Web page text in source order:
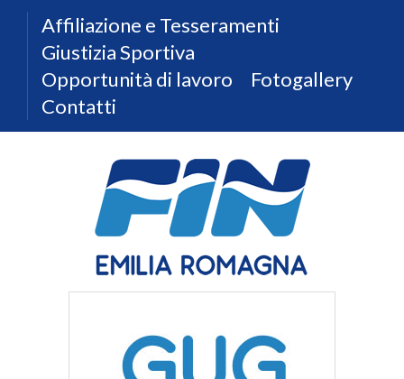
Affiliazione e Tesseramenti
Giustizia Sportiva
Opportunità di lavoro
Fotogallery
Contatti